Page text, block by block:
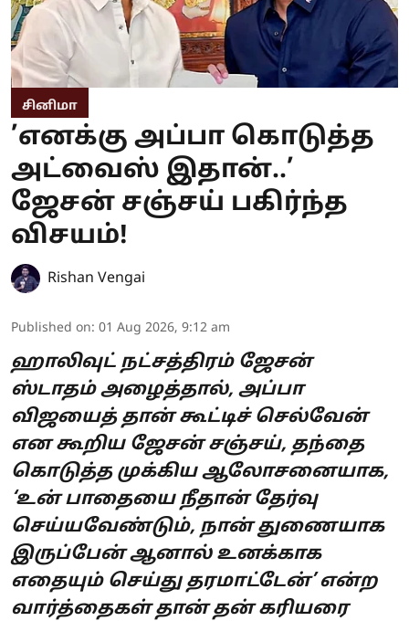
சினிமா
’எனக்கு அப்பா கொடுத்த
அட்வைஸ் இதான்..’
ஜேசன் சஞ்சய் பகிர்ந்த
விசயம்!
Rishan Vengai
Published on: 01 Aug 2026, 9:12 am
ஹாலிவுட் நட்சத்திரம் ஜேசன்
ஸ்டாதம் அழைத்தால், அப்பா
விஜயைத் தான் கூட்டிச் செல்வேன்
என கூறிய ஜேசன் சஞ்சய், தந்தை
கொடுத்த முக்கிய ஆலோசனையாக,
‘உன் பாதையை நீதான் தேர்வு
செய்யவேண்டும், நான் துணையாக
இருப்பேன் ஆனால் உனக்காக
எதையும் செய்து தரமாட்டேன்’ என்ற
வார்த்தைகள் தான் தன் கரியரை